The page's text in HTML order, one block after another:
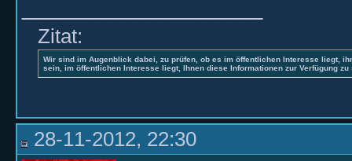
Zitat:
Wir sind im Augenblick dabei, zu prüfen, ob es im öffentlichen Interesse liegt,
sein, im öffentlichen Interesse liegt, Ihnen diese Informationen zur Verfügung zu
28-11-2012, 22:30